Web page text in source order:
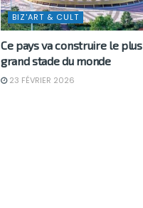
BIZ'ART & CULT
Ce pays va construire le plus
grand stade du monde
23 FÉVRIER 2026